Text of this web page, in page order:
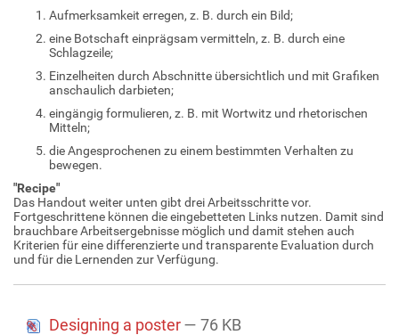
Aufmerksamkeit erregen, z. B. durch ein Bild;
eine Botschaft einprägsam vermitteln, z. B. durch eine
Schlagzeile;
Einzelheiten durch Abschnitte übersichtlich und mit Grafiken
anschaulich darbieten;
eingängig formulieren, z. B. mit Wortwitz und rhetorischen
Mitteln;
die Angesprochenen zu einem bestimmten Verhalten zu
bewegen.
"Recipe"
Das Handout weiter unten gibt drei Arbeitsschritte vor.
Fortgeschrittene können die eingebetteten Links nutzen. Damit sind
brauchbare Arbeitsergebnisse möglich und damit stehen auch
Kriterien für eine differenzierte und transparente Evaluation durch
und für die Lernenden zur Verfügung.
Designing a poster— 76 KB